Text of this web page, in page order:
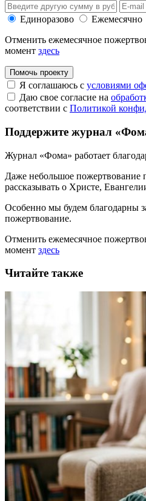
Единоразово
Ежемесячно
Отменить ежемесячное
момент здесь
Помочь проекту
Я соглашаюсь с условиями
Даю свое согласие на
соответствии с Политикой
Поддержите журнал
Журнал «Фома» работает
Даже небольшое пожертвование
рассказывать о Христе,
Особенно мы будем благодарны
пожертвование.
Отменить ежемесячное
момент здесь
Читайте также